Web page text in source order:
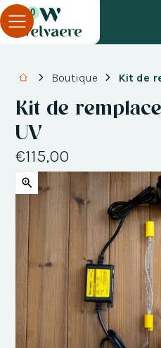
0
Boutique Kit de
Kit de
UV
€115,00